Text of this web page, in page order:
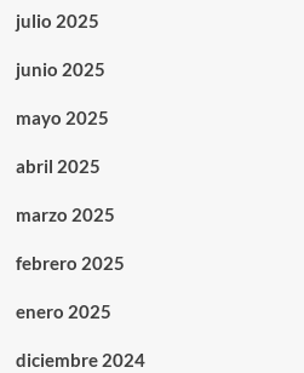
julio 2025
junio 2025
mayo 2025
abril 2025
marzo 2025
febrero 2025
enero 2025
diciembre 2024